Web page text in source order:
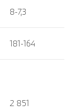
8-7,3
181-164
2 851